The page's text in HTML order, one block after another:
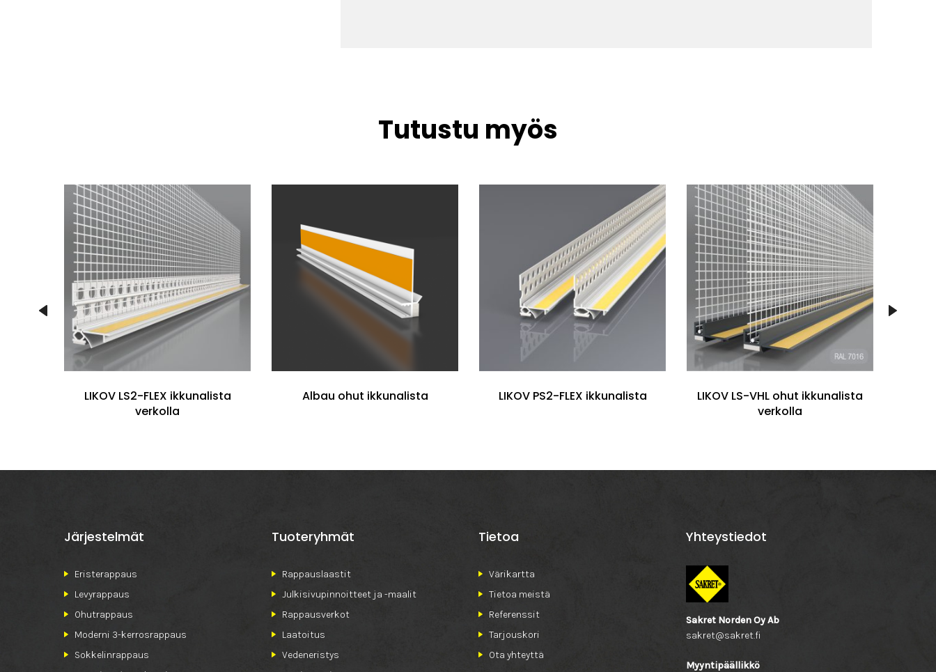
Tutustu myös
LIKOV LS2-FLEX ikkunalista
verkolla
Albau ohut ikkunalista LIKOV PS2-FLEX ikkunalista
LIKOV LS-VHL ohut ikkunalista
verkolla
Järjestelmät
Eristerappaus
Levyrappaus
Ohutrappaus
Moderni 3-kerrosrappaus
Sokkelinrappaus
Tuoteryhmät
Rappauslaastit
Julkisivupinnoitteet ja -maalit
Rappausverkot
Laatoitus
Vedeneristys
Tietoa
Värikartta
Tietoa meistä
Referenssit
Tarjouskori
Ota yhteyttä
Yhteystiedot
Sakret Norden Oy Ab
sakret@sakret.fi
Myyntipäällikkö